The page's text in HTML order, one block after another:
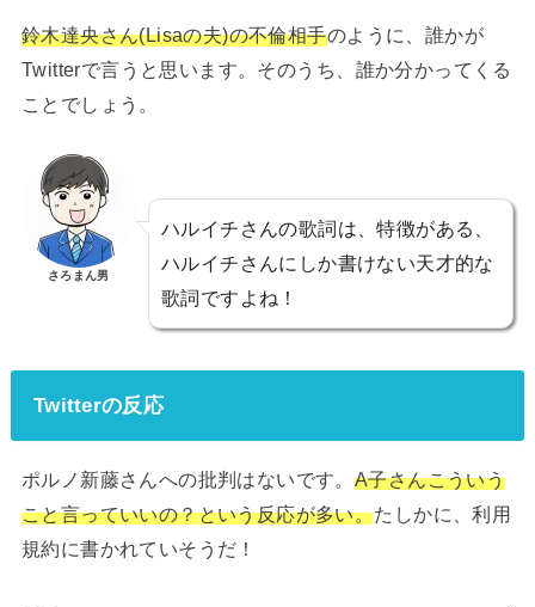
鈴木達央さん(Lisaの夫)の不倫相手のように、誰かが
Twitterで言うと思います。そのうち、誰か分かってくる
ことでしょう。
さろまん男
ハルイチさんの歌詞は、特徴がある、
ハルイチさんにしか書けない天才的な
歌詞ですよね！
Twitterの反応
ポルノ新藤さんへの批判はないです。 A子さんこういう
こと言っていいの？という反応が多い。たしかに、利用
規約に書かれていそうだ！